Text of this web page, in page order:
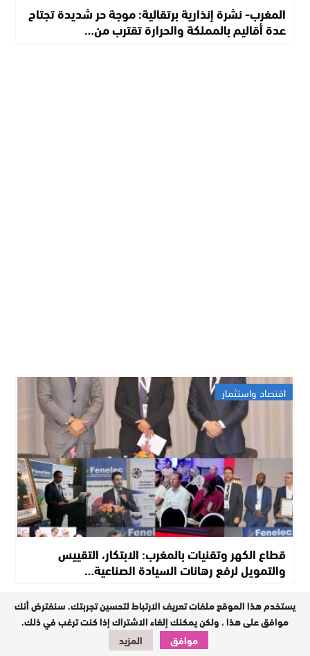
المغرب- نشرة إنذارية برتقالية: موجة حر شديدة تجتاح
عدة أقاليم بالمملكة والحرارة تقترب من…
اقتصاد واستثمار
قطاع الكهر وتقنيات بالمغرب: الابتكار، التقييس
والتمويل لرفع رهانات السيادة الصناعية…
مستجدات
يستخدم هذا الموقع ملفات تعريف الارتباط لتحسين تجربتك. سنفترض أنك
موافق على هذا ، ولكن يمكنك إلغاء الاشتراك إذا كنت ترغب في ذلك.
موافق
المزيد